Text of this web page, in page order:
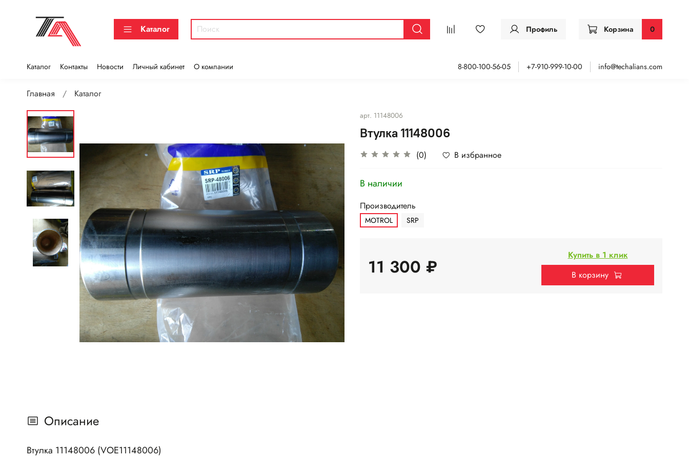
Каталог Профиль Корзина 0
Каталог Контакты Новости Личный кабинет О компании 8-800-100-56-05 +7-910-999-10-00 info@techalians.com
Главная Каталог
арт. 11148006
Втулка 11148006
(0) В избранное
В наличии
Производитель
MOTROL SRP
11 300 ₽
Купить в 1 клик
В корзину
Описание
Втулка 11148006 (VOE11148006)